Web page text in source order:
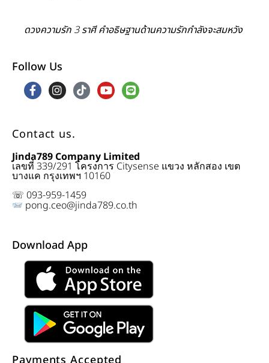
ดวงความรัก 3 ราศี คำอธิษฐานด้านความรักกำลังจะสมหวัง
Follow Us
Contact us.
Jinda789 Company Limited
เลขที่ 339/291 โครงการ Citysense แขวง หลักสอง เขต
บางแค กรุงเทพฯ 10160
☏ 093-959-1459
pong.ceo@jinda789.co.th
Download App